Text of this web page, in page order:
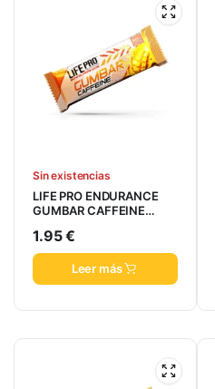
Sin existencias
LIFE PRO ENDURANCE
GUMBAR CAFFEINE
1.95€
Leer más